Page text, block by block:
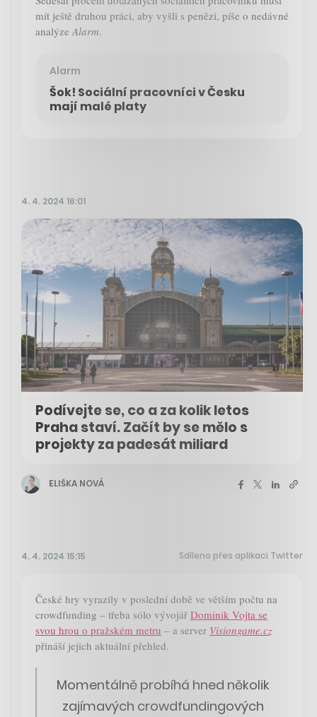
mít ještě druhou práci, aby vyšli s penězi, píše o nedávné
analýzeAlarm.
Alarm
Šok! Sociální pracovníci v Česku
mají malé platy
4. 4. 2024 16:01
Podívejte se, co a za kolik letos
Praha staví. Začít by se mělo s
projekty za padesát miliard
ELIŠKA NOVÁ
4. 4. 2024 15:15 Sdíleno přes aplikaci Twitter
České hry vyrazily v poslední době ve větším počtu na
crowdfunding – třeba sólo vývojář Dominik Vojta se
svou hrou o pražském metru – a server Visiongame.cz
přináší jejich aktuální přehled.
Momentálně probíhá hned několik
zajímavých crowdfundingových